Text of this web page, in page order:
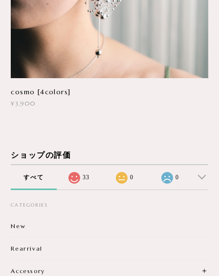
cosmo [4colors]
¥3,900
ショップの評価
すべて 33 0 0
CATEGORIES
New
Rearrival
Accessory